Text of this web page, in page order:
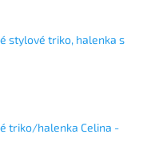
stylové triko, halenka s
triko/halenka Celina -